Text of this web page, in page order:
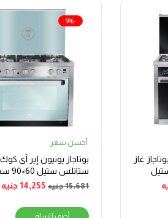
غاز
-9%
أحسن سعر
بوتاجاز يونيون إير آي
شعلة
15,681جنيه 14,255جنيه
أضف للسلة